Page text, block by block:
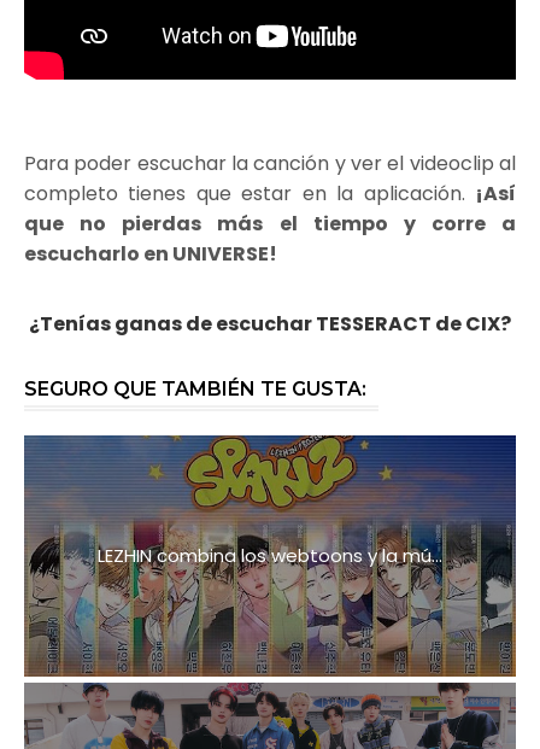
Para poder escuchar la canción y ver el videoclip al
completo tienes que estar en la aplicación. ¡Así
que no pierdas más el tiempo y corre a
escucharlo en UNIVERSE!
¿Tenías ganas de escuchar TESSERACT de CIX?
SEGURO QUE TAMBIÉN TE GUSTA:
LEZHIN combina los webtoons y la mú...